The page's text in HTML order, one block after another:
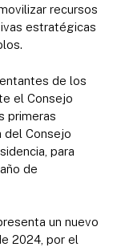
recursos
estratégicas
de los
el Consejo
primeras
del Consejo
para
de
un nuevo
2024, por el